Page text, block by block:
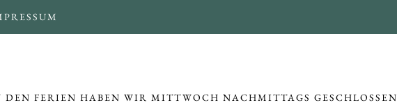
FERIEN HABEN WIR MITTWOCH NACHMITTAGS GESCHLOSSEN